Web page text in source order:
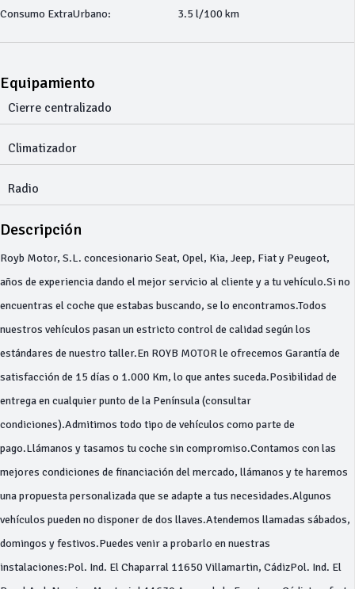
Consumo ExtraUrbano: 3.5 l/100 km
Equipamiento
Cierre centralizado
Climatizador
Radio
Descripción
Royb Motor, S.L. concesionario Seat, Opel, Kia, Jeep, Fiat y Peugeot,
años de experiencia dando el mejor servicio al cliente y a tu vehículo.Si no
encuentras el coche que estabas buscando, se lo encontramos.Todos
nuestros vehículos pasan un estricto control de calidad según los
estándares de nuestro taller.En ROYB MOTOR le ofrecemos Garantía de
satisfacción de 15 días o 1.000 Km, lo que antes suceda.Posibilidad de
entrega en cualquier punto de la Península (consultar
condiciones).Admitimos todo tipo de vehículos como parte de
pago.Llámanos y tasamos tu coche sin compromiso.Contamos con las
mejores condiciones de financiación del mercado, llámanos y te haremos
una propuesta personalizada que se adapte a tus necesidades.Algunos
vehículos pueden no disponer de dos llaves.Atendemos llamadas sábados,
domingos y festivos.Puedes venir a probarlo en nuestras
instalaciones:Pol. Ind. El Chaparral 11650 Villamartin, CádizPol. Ind. El